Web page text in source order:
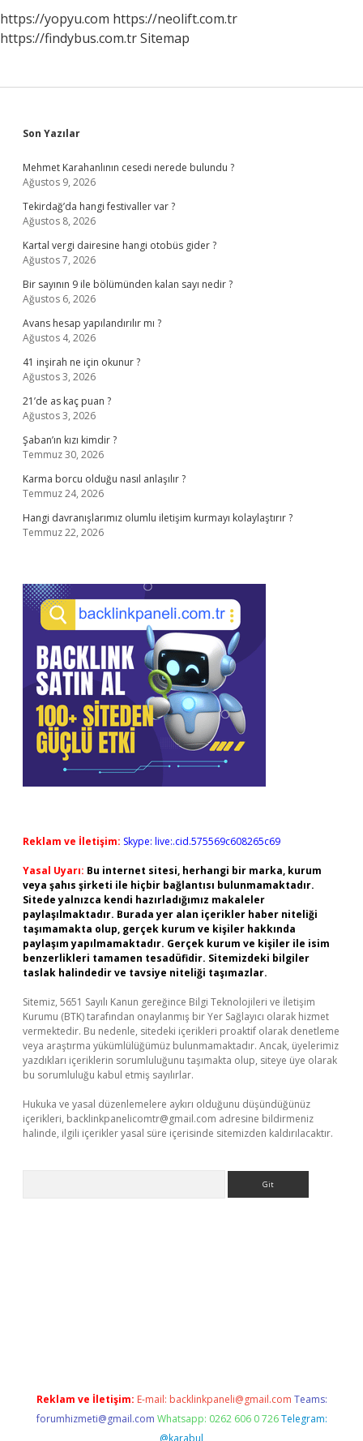
https://yopyu.com https://neolift.com.tr
https://findybus.com.trSitemap
Sidebar
Son Yazılar
Mehmet Karahanlının cesedi nerede bulundu ?
Ağustos 9, 2026
Tekirdağ’da hangi festivaller var ?
Ağustos 8, 2026
Kartal vergi dairesine hangi otobüs gider ?
Ağustos 7, 2026
Bir sayının 9 ile bölümünden kalan sayı nedir ?
Ağustos 6, 2026
Avans hesap yapılandırılır mı ?
Ağustos 4, 2026
41 inşirah ne için okunur ?
Ağustos 3, 2026
21’de as kaç puan ?
Ağustos 3, 2026
Şaban’ın kızı kimdir ?
Temmuz 30, 2026
Karma borcu olduğu nasıl anlaşılır ?
Temmuz 24, 2026
Hangi davranışlarımız olumlu iletişim kurmayı kolaylaştırır ?
Temmuz 22, 2026
Reklam ve İletişim: Skype: live:.cid.575569c608265c69
Yasal Uyarı: Bu internet sitesi, herhangi bir marka, kurum
veya şahıs şirketi ile hiçbir bağlantısı bulunmamaktadır.
Sitede yalnızca kendi hazırladığımız makaleler
paylaşılmaktadır. Burada yer alan içerikler haber niteliği
taşımamakta olup, gerçek kurum ve kişiler hakkında
paylaşım yapılmamaktadır. Gerçek kurum ve kişiler ile isim
benzerlikleri tamamen tesadüfidir. Sitemizdeki bilgiler
taslak halindedir ve tavsiye niteliği taşımazlar.
Sitemiz, 5651 Sayılı Kanun gereğince Bilgi Teknolojileri ve İletişim
Kurumu (BTK) tarafından onaylanmış bir Yer Sağlayıcı olarak hizmet
vermektedir. Bu nedenle, sitedeki içerikleri proaktif olarak denetleme
veya araştırma yükümlülüğümüz bulunmamaktadır. Ancak, üyelerimiz
yazdıkları içeriklerin sorumluluğunu taşımakta olup, siteye üye olarak
bu sorumluluğu kabul etmiş sayılırlar.
Hukuka ve yasal düzenlemelere aykırı olduğunu düşündüğünüz
içerikleri, backlinkpanelicomtr@gmail.com adresine bildirmeniz
halinde, ilgili içerikler yasal süre içerisinde sitemizden kaldırılacaktır.
Reklam ve İletişim: E-mail: backlinkpaneli@gmail.com Teams:
forumhizmeti@gmail.com Whatsapp: 0262 606 0 726 Telegram:
@karabul